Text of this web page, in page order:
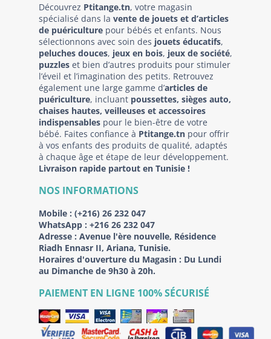
Découvrez Ptitange.tn, votre magasin
spécialisé dans la vente de jouets et d’articles
de puériculture pour bébés et enfants. Nous
sélectionnons avec soin des jouets éducatifs,
peluches douces, jeux en bois, jeux de société,
puzzles et bien d’autres produits pour stimuler
l’éveil et l’imagination des petits. Retrouvez
également une large gamme d’articles de
puériculture, incluant poussettes, sièges auto,
chaises hautes, veilleuses et accessoires
indispensables pour le bien-être de votre
bébé. Faites confiance à Ptitange.tn pour offrir
à vos enfants des produits de qualité, adaptés
à chaque âge et étape de leur développement.
Livraison rapide partout en Tunisie !
NOS INFORMATIONS
Mobile : (+216) 26 232 047
WhatsApp : +216 26 232 047
Adresse : Avenue l'ère nouvelle, Résidence
Riadh Ennasr II, Ariana, Tunisie.
Horaires d'ouverture du Magasin : Du Lundi
au Dimanche de 9h30 à 20h.
PAIEMENT EN LIGNE 100% SÉCURISÉ